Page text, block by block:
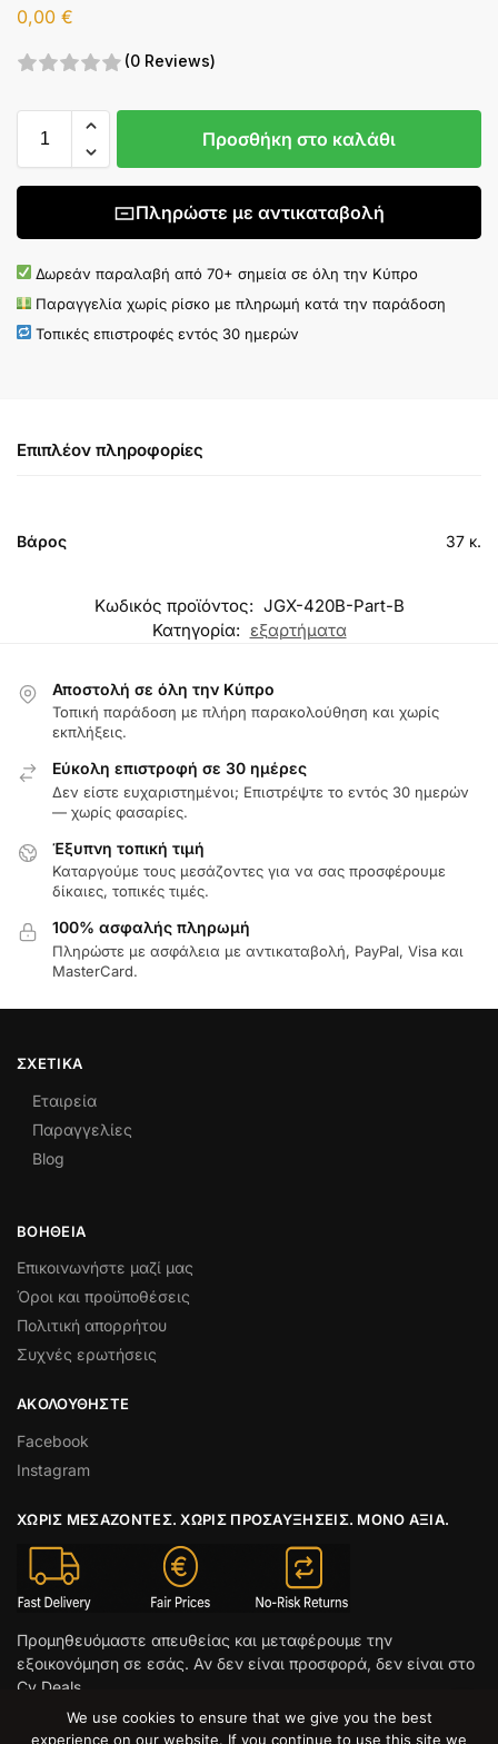
0,00 €
(0 Reviews)
Προσθήκη στο καλάθι
Πληρώστε με αντικαταβολή
Δωρεάν παραλαβή από 70+ σημεία σε όλη την Κύπρο
Παραγγελία χωρίς ρίσκο με πληρωμή κατά την παράδοση
Τοπικές επιστροφές εντός 30 ημερών
Επιπλέον πληροφορίες
Βάρος 37 κ.
Κωδικός προϊόντος: JGX-420B-Part-B
Κατηγορία: εξαρτήματα
Αποστολή σε όλη την Κύπρο
Τοπική παράδοση με πλήρη παρακολούθηση και χωρίς
εκπλήξεις.
Εύκολη επιστροφή σε 30 ημέρες
Δεν είστε ευχαριστημένοι; Επιστρέψτε το εντός 30 ημερών
— χωρίς φασαρίες.
Έξυπνη τοπική τιμή
Καταργούμε τους μεσάζοντες για να σας προσφέρουμε
δίκαιες, τοπικές τιμές.
100% ασφαλής πληρωμή
Πληρώστε με ασφάλεια με αντικαταβολή, PayPal, Visa και
MasterCard.
ΣΧΕΤΙΚΆ
Εταιρεία
Παραγγελίες
Blog
ΒΟΉΘΕΙΑ
Επικοινωνήστε μαζί μας
Όροι και προϋποθέσεις
Πολιτική απορρήτου
Συχνές ερωτήσεις
ΑΚΟΛΟΥΘΉΣΤΕ
Facebook
Instagram
ΧΩΡΊΣ ΜΕΣΆΖΟΝΤΕΣ. ΧΩΡΊΣ ΠΡΟΣΑΥΞΉΣΕΙΣ. ΜΌΝΟ ΑΞΊΑ.
Προμηθευόμαστε απευθείας και μεταφέρουμε την
εξοικονόμηση σε εσάς. Αν δεν είναι προσφορά, δεν είναι στο
Cy Deals.
© CY DEALS 2026
We use cookies to ensure that we give you the best
experience on our website. If you continue to use this site we